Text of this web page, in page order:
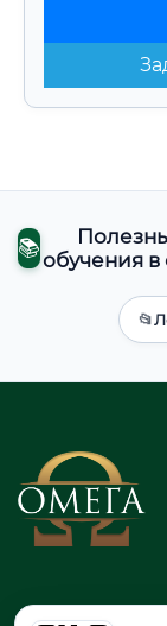
📚обучения
📂